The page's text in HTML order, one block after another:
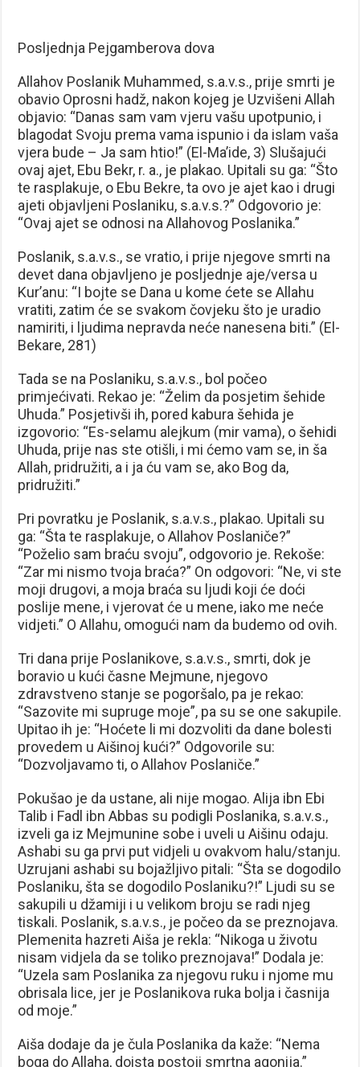
Posljednja Pejgamberova dova
Allahov Poslanik Muhammed, s.a.v.s., prije smrti je
obavio Oprosni hadž, nakon kojeg je Uzvišeni Allah
objavio: “Danas sam vam vjeru vašu upotpunio, i
blagodat Svoju prema vama ispunio i da islam vaša
vjera bude – Ja sam htio!” (El-Ma’ide, 3) Slušajući
ovaj ajet, Ebu Bekr, r. a., je plakao. Upitali su ga: “Što
te rasplakuje, o Ebu Bekre, ta ovo je ajet kao i drugi
ajeti objavljeni Poslaniku, s.a.v.s.?” Odgovorio je:
“Ovaj ajet se odnosi na Allahovog Poslanika.”
Poslanik, s.a.v.s., se vratio, i prije njegove smrti na
devet dana objavljeno je posljednje aje/versa u
Kur’anu: “I bojte se Dana u kome ćete se Allahu
vratiti, zatim će se svakom čovjeku što je uradio
namiriti, i ljudima nepravda neće nanesena biti.” (El-
Bekare, 281)
Tada se na Poslaniku, s.a.v.s., bol počeo
primjećivati. Rekao je: “Želim da posjetim šehide
Uhuda.” Posjetivši ih, pored kabura šehida je
izgovorio: “Es-selamu alejkum (mir vama), o šehidi
Uhuda, prije nas ste otišli, i mi ćemo vam se, in ša
Allah, pridružiti, a i ja ću vam se, ako Bog da,
pridružiti.”
Pri povratku je Poslanik, s.a.v.s., plakao. Upitali su
ga: “Šta te rasplakuje, o Allahov Poslaniče?”
“Poželio sam braću svoju”, odgovorio je. Rekoše:
“Zar mi nismo tvoja braća?” On odgovori: “Ne, vi ste
moji drugovi, a moja braća su ljudi koji će doći
poslije mene, i vjerovat će u mene, iako me neće
vidjeti.” O Allahu, omogući nam da budemo od ovih.
Tri dana prije Poslanikove, s.a.v.s., smrti, dok je
boravio u kući časne Mejmune, njegovo
zdravstveno stanje se pogoršalo, pa je rekao:
“Sazovite mi supruge moje”, pa su se one sakupile.
Upitao ih je: “Hoćete li mi dozvoliti da dane bolesti
provedem u Aišinoj kući?” Odgovorile su:
“Dozvoljavamo ti, o Allahov Poslaniče.”
Pokušao je da ustane, ali nije mogao. Alija ibn Ebi
Talib i Fadl ibn Abbas su podigli Poslanika, s.a.v.s.,
izveli ga iz Mejmunine sobe i uveli u Aišinu odaju.
Ashabi su ga prvi put vidjeli u ovakvom halu/stanju.
Uzrujani ashabi su bojažljivo pitali: “Šta se dogodilo
Poslaniku, šta se dogodilo Poslaniku?!” Ljudi su se
sakupili u džamiji i u velikom broju se radi njeg
tiskali. Poslanik, s.a.v.s., je počeo da se preznojava.
Plemenita hazreti Aiša je rekla: “Nikoga u životu
nisam vidjela da se toliko preznojava!” Dodala je:
“Uzela sam Poslanika za njegovu ruku i njome mu
obrisala lice, jer je Poslanikova ruka bolja i časnija
od moje.”
Aiša dodaje da je čula Poslanika da kaže: “Nema
boga do Allaha, doista postoji smrtna agonija.”